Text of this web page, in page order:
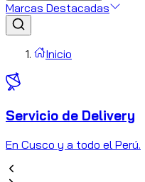
Marcas Destacadas
Inicio
Servicio de Delivery
En Cusco y a todo el Perú.